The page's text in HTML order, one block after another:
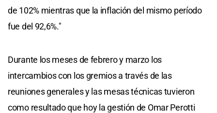
de 102% mientras que la inflación del mismo período
fue del 92,6%."
Durante los meses de febrero y marzo los
intercambios con los gremios a través de las
reuniones generales y las mesas técnicas tuvieron
como resultado que hoy la gestión de Omar Perotti